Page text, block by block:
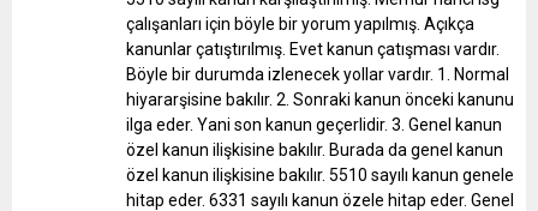
çalışanları için böyle bir yorum yapılmış. Açıkça
kanunlar çatıştırılmış. Evet kanun çatışması vardır.
Böyle bir durumda izlenecek yollar vardır. 1. Normal
hiyararşisine bakılır. 2. Sonraki kanun önceki kanunu
ilga eder. Yani son kanun geçerlidir. 3. Genel kanun
özel kanun ilişkisine bakılır. Burada da genel kanun
özel kanun ilişkisine bakılır. 5510 sayılı kanun genele
hitap eder. 6331 sayılı kanun özele hitap eder. Genel